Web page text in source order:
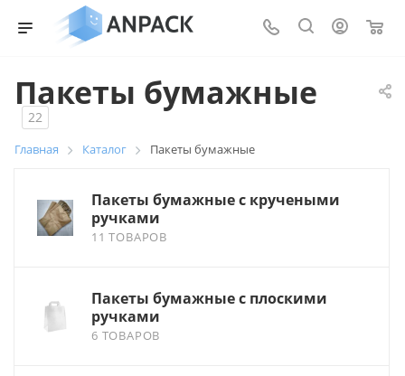
0
Пакеты бумажные
22
Главная Каталог Пакеты бумажные
Пакеты бумажные с кручеными
ручками
11 ТОВАРОВ
Пакеты бумажные с плоскими
ручками
6 ТОВАРОВ